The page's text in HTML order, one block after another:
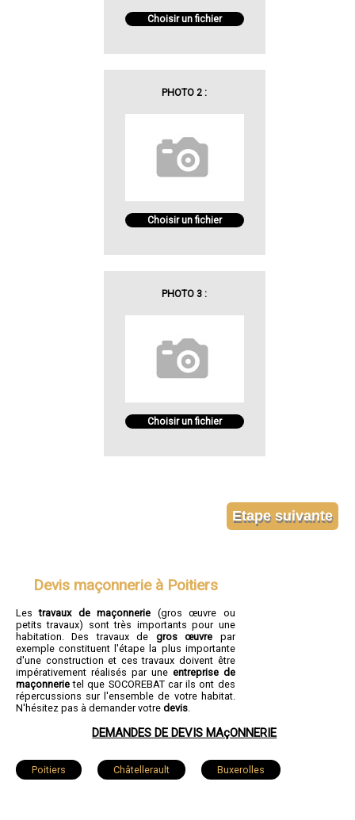
Choisir un fichier
PHOTO 2 :
Choisir un fichier
PHOTO 3 :
Choisir un fichier
Devis maçonnerie à Poitiers
Lestravaux de maçonnerie (gros œuvre ou
petits travaux) sont très importants pour une
habitation. Des travaux de gros œuvre par
exemple constituent l'étape la plus importante
d'une construction et ces travaux doivent être
impérativement réalisés par une entreprise de
maçonnerietel que SOCOREBAT car ils ont des
répercussions sur l'ensemble de votre habitat.
N'hésitez pas à demander votre devis.
DEMANDES DE DEVIS MAçONNERIE
Poitiers Châtellerault Buxerolles